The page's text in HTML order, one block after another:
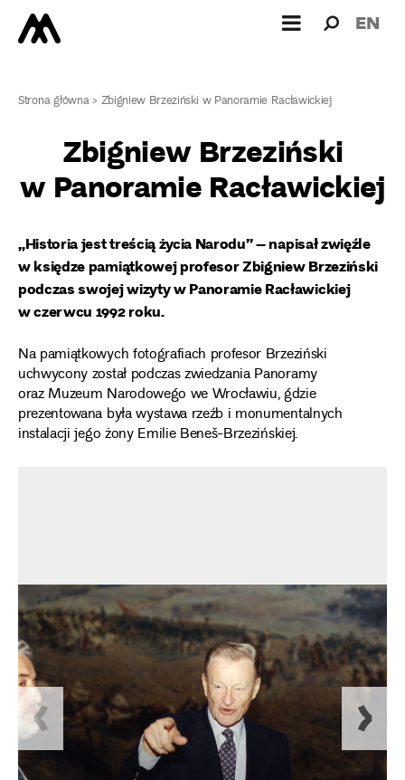
dla: EN
Strona główna>Zbigniew Brzeziński w Panoramie Racławickiej
Zbigniew Brzeziński
w Panoramie Racławickiej
„Historia jest treścią życia Narodu” – napisał zwięźle
w księdze pamiątkowej profesor Zbigniew Brzeziński
podczas swojej wizyty w Panoramie Racławickiej
w czerwcu 1992 roku.
Na pamiątkowych fotografiach profesor Brzeziński
uchwycony został podczas zwiedzania Panoramy
oraz Muzeum Narodowego we Wrocławiu, gdzie
prezentowana była wystawa rzeźb i monumentalnych
instalacji jego żony Emilie Beneš-Brzezińskiej.